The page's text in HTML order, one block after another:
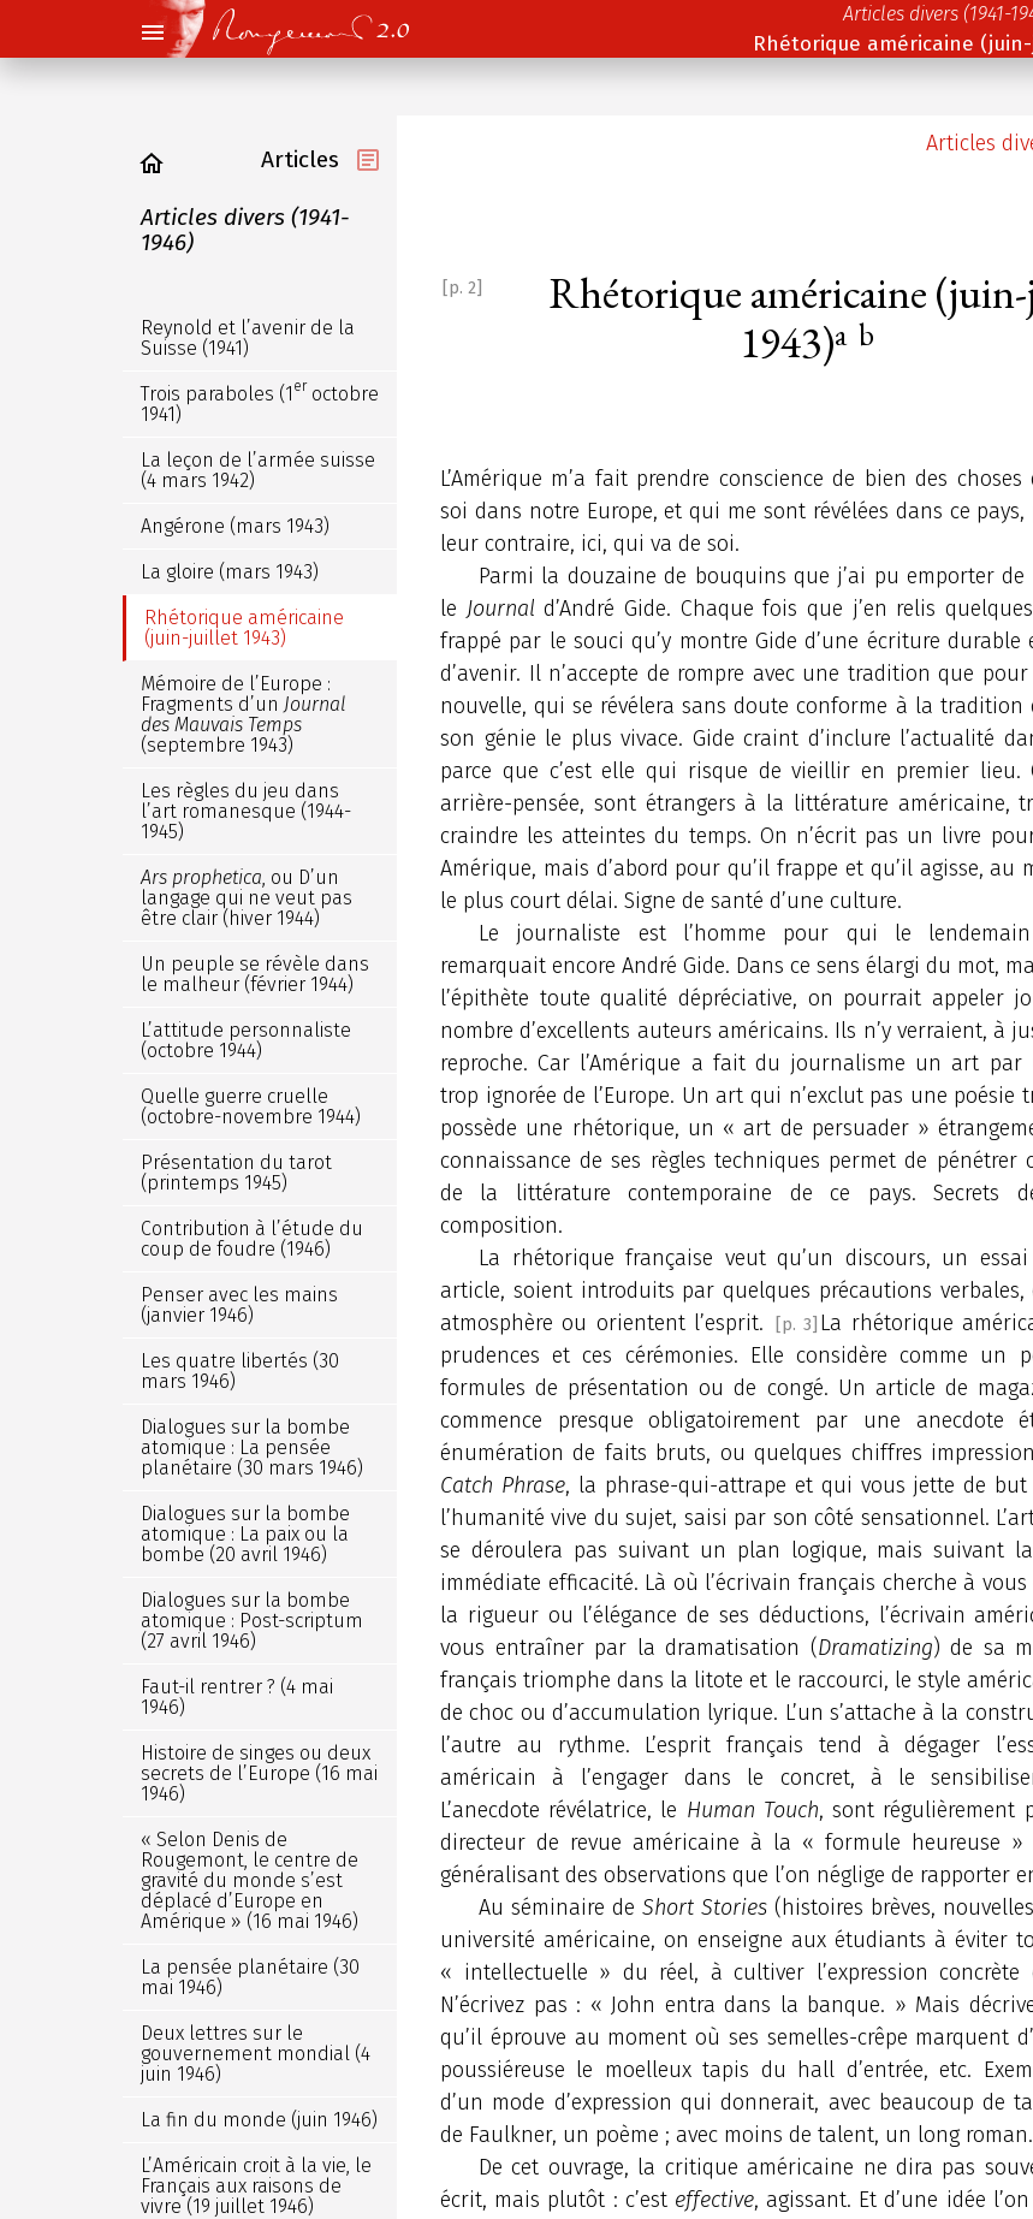
Articles divers (1941-
Rhétorique américaine
Articles
[p. 2]
Rhétorique américaine
1943)a b
L’Amérique m’a fait prendre conscience de bien des
soi dans notre Europe, et qui me sont révélées dans ce pays,
leur contraire, ici, qui va de soi.
Parmi la douzaine de bouquins que j’ai pu emporter
le Journal d’André Gide. Chaque fois que j’en relis
frappé par le souci qu’y montre Gide d’une écriture durable
d’avenir. Il n’accepte de rompre avec une tradition que
nouvelle, qui se révélera sans doute conforme à la tradition
son génie le plus vivace. Gide craint d’inclure l’actualité
parce que c’est elle qui risque de vieillir en premier lieu.
arrière-pensée, sont étrangers à la littérature américaine,
craindre les atteintes du temps. On n’écrit pas un livre
Amérique, mais d’abord pour qu’il frappe et qu’il agisse, au
le plus court délai. Signe de santé d’une culture.
Le journaliste est l’homme pour qui le lendemain
remarquait encore André Gide. Dans ce sens élargi du mot,
l’épithète toute qualité dépréciative, on pourrait appeler
nombre d’excellents auteurs américains. Ils n’y verraient, à
reproche. Car l’Amérique a fait du journalisme un art par
trop ignorée de l’Europe. Un art qui n’exclut pas une poésie
possède une rhétorique, un « art de persuader »
connaissance de ses règles techniques permet de pénétrer
de la littérature contemporaine de ce pays. Secrets
composition.
La rhétorique française veut qu’un discours, un
article, soient introduits par quelques précautions
atmosphère ou orientent l’esprit.
[p. 3] La rhétorique
prudences et ces cérémonies. Elle considère comme un
formules de présentation ou de congé. Un article de
commence presque obligatoirement par une anecdote
énumération de faits bruts, ou quelques chiffres
Catch Phrase, la phrase-qui-attrape et qui vous jette de
l’humanité vive du sujet, saisi par son côté sensationnel.
se déroulera pas suivant un plan logique, mais suivant
immédiate efficacité. Là où l’écrivain français cherche à
la rigueur ou l’élégance de ses déductions, l’écrivain
vous entraîner par la dramatisation (Dramatizing) de sa
français triomphe dans la litote et le raccourci, le style
de choc ou d’accumulation lyrique. L’un s’attache à la
l’autre au rythme. L’esprit français tend à dégager
américain à l’engager dans le concret, à le
L’anecdote révélatrice, le Human Touch, sont régulièrement
directeur de revue américaine à la « formule heureuse »
généralisant des observations que l’on néglige de rapporter
Au séminaire de Short Stories (histoires brèves,
université américaine, on enseigne aux étudiants à éviter
« intellectuelle » du réel, à cultiver l’expression concrète
N’écrivez pas : « John entra dans la banque. » Mais
qu’il éprouve au moment où ses semelles-crêpe marquent
poussiéreuse le moelleux tapis du hall d’entrée, etc.
d’un mode d’expression qui donnerait, avec beaucoup de
de Faulkner, un poème ; avec moins de talent, un long roman.
De cet ouvrage, la critique américaine ne dira pas
écrit, mais plutôt : c’est effective, agissant. Et d’une idée
Articles
Articles divers (1941-
1946)
Reynold et l’avenir de la
Suisse (1941)
Trois paraboles (1 er octobre
1941)
La leçon de l’armée suisse
(4 mars 1942)
Angérone (mars 1943)
La gloire (mars 1943)
Rhétorique américaine
(juin-juillet 1943)
Mémoire de l’Europe :
Fragments d’un Journal
des Mauvais Temps
(septembre 1943)
Les règles du jeu dans
l’art romanesque (1944-
1945)
Ars prophetica, ou D’un
langage qui ne veut pas
être clair (hiver 1944)
Un peuple se révèle dans
le malheur (février 1944)
L’attitude personnaliste
(octobre 1944)
Quelle guerre cruelle
(octobre-novembre 1944)
Présentation du tarot
(printemps 1945)
Contribution à l’étude du
coup de foudre (1946)
Penser avec les mains
(janvier 1946)
Les quatre libertés (30
mars 1946)
Dialogues sur la bombe
atomique : La pensée
planétaire (30 mars 1946)
Dialogues sur la bombe
atomique : La paix ou la
bombe (20 avril 1946)
Dialogues sur la bombe
atomique : Post-scriptum
(27 avril 1946)
Faut-il rentrer ? (4 mai
1946)
Histoire de singes ou deux
secrets de l’Europe (16 mai
1946)
« Selon Denis de
Rougemont, le centre de
gravité du monde s’est
déplacé d’Europe en
Amérique » (16 mai 1946)
La pensée planétaire (30
mai 1946)
Deux lettres sur le
gouvernement mondial (4
juin 1946)
La fin du monde (juin 1946)
L’Américain croit à la vie, le
Français aux raisons de
vivre (19 juillet 1946)